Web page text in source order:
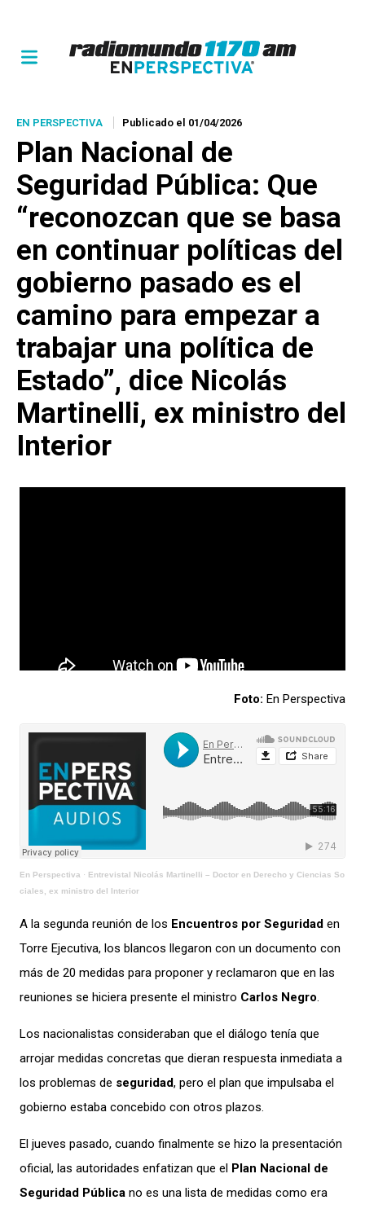
EN PERSPECTIVA Publicado el 01/04/2026
Plan Nacional de
Seguridad Pública: Que
“reconozcan que se basa
en continuar políticas del
gobierno pasado es el
camino para empezar a
trabajar una política de
Estado”, dice Nicolás
Martinelli, ex ministro del
Interior
Foto: En Perspectiva
En Perspectiva · Entrevistal Nicolás Martinelli – Doctor en Derecho y Ciencias So
ciales, ex ministro del Interior
A la segunda reunión de los Encuentros por Seguridad en
Torre Ejecutiva, los blancos llegaron con un documento con
más de 20 medidas para proponer y reclamaron que en las
reuniones se hiciera presente el ministro Carlos Negro.
Los nacionalistas consideraban que el diálogo tenía que
arrojar medidas concretas que dieran respuesta inmediata a
los problemas de seguridad, pero el plan que impulsaba el
gobierno estaba concebido con otros plazos.
El jueves pasado, cuando finalmente se hizo la presentación
oficial, las autoridades enfatizan que el Plan Nacional de
Seguridad Pública no es una lista de medidas como era